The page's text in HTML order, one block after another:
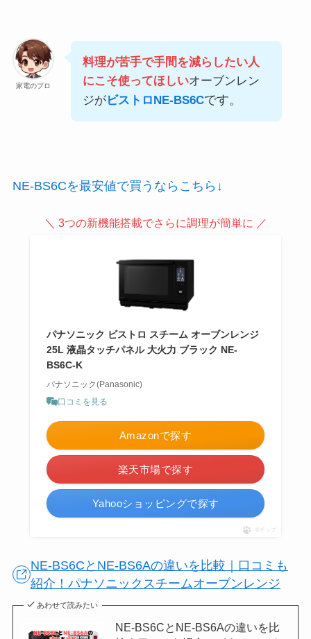
家電のプロ
料理が苦手で手間を減らしたい人
にこそ使ってほしいオーブンレン
ジがビストロNE-BS6Cです。
NE-BS6Cを最安値で買うならこちら↓
＼ 3つの新機能搭載でさらに調理が簡単に ／
パナソニック ビストロ スチーム オーブンレンジ
25L 液晶タッチパネル 大火力 ブラック NE-
BS6C-K
パナソニック(Panasonic)
口コミを見る
Amazonで探す
楽天市場で探す
Yahooショッピングで探す
ポチップ
NE-BS6CとNE-BS6Aの違いを比較｜口コミも
紹介！パナソニックスチームオーブンレンジ
あわせて読みたい
NE-BS6CとNE-BS6Aの違いを比